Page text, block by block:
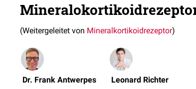
(Weitergeleitet von Mineralkortikoidrezeptor)
Dr. Frank Antwerpes Leonard Richter